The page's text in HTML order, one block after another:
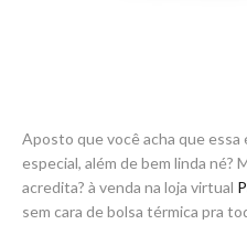
Aposto que você acha que essa
especial, além de bem linda né?
acredita? à venda na loja virtual
sem cara de bolsa térmica pra